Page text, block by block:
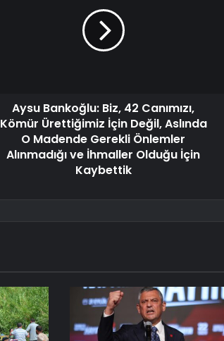
Aysu Bankoğlu: Biz, 42 Canımızı,
Kömür Ürettiğimiz İçin Değil, Aslında
O Madende Gerekli Önlemler
Alınmadığı ve İhmaller Olduğu İçin
Kaybettik